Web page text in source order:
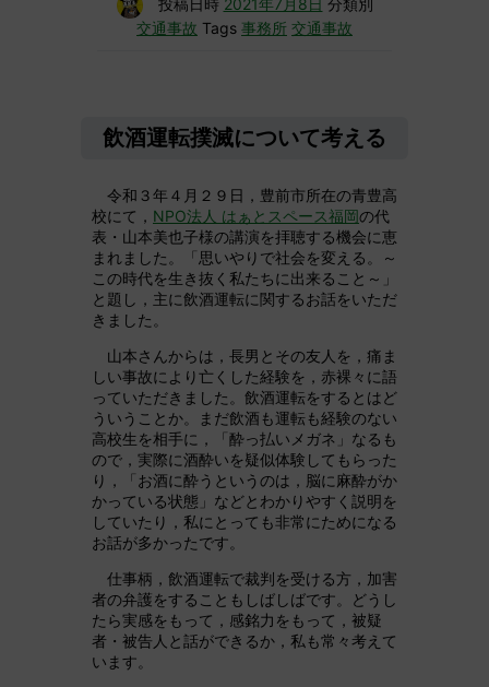
投稿日時 2021年7月8日 分類別
交通事故 Tags 事務所 交通事故
飲酒運転撲滅について考える
令和３年４月２９日，豊前市所在の青豊高
校にて， NPO法人 はぁとスペース福岡の代
表・山本美也子様の講演を拝聴する機会に恵
まれました。「思いやりで社会を変える。～
この時代を生き抜く私たちに出来ること～」
と題し，主に飲酒運転に関するお話をいただ
きました。
山本さんからは，長男とその友人を，痛ま
しい事故により亡くした経験を，赤裸々に語
っていただきました。飲酒運転をするとはど
ういうことか。まだ飲酒も運転も経験のない
高校生を相手に，「酔っ払いメガネ」なるも
ので，実際に酒酔いを疑似体験してもらった
り，「お酒に酔うというのは，脳に麻酔がか
かっている状態」などとわかりやすく説明を
していたり，私にとっても非常にためになる
お話が多かったです。
仕事柄，飲酒運転で裁判を受ける方，加害
者の弁護をすることもしばしばです。どうし
たら実感をもって，感銘力をもって，被疑
者・被告人と話ができるか，私も常々考えて
います。